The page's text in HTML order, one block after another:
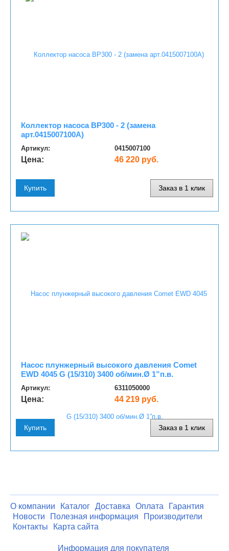
Коллектор насоса BP300 - 2 (замена
арт.0415007100A)
Артикул: 0415007100
Цена: 46 220 руб.
Купить Заказ в 1 клик
Насос плунжерный высокого давления Comet
EWD 4045 G (15/310) 3400 об/мин.Ø 1”п.в.
Артикул: 6311050000
Цена: 44 219 руб.
Купить Заказ в 1 клик
О компании Каталог Доставка Оплата
Гарантия
Новости
Полезная информация
Производители
Контакты
Карта сайта
Информация для покупателя